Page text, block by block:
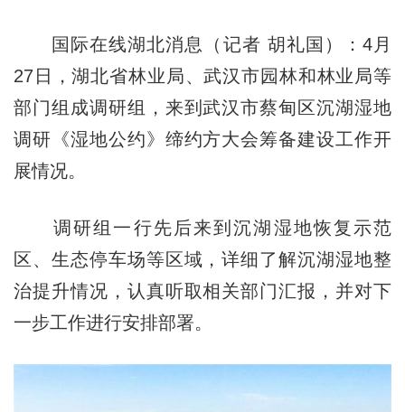
国际在线湖北消息（记者 胡礼国）：4月
27日，湖北省林业局、武汉市园林和林业局等
部门组成调研组，来到武汉市蔡甸区沉湖湿地
调研《湿地公约》缔约方大会筹备建设工作开
展情况。
调研组一行先后来到沉湖湿地恢复示范
区、生态停车场等区域，详细了解沉湖湿地整
治提升情况，认真听取相关部门汇报，并对下
一步工作进行安排部署。